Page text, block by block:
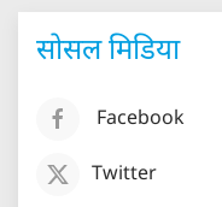
सोसल मिडिया
Facebook
Twitter